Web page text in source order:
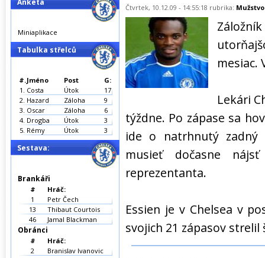
Čtvrtek, 10.12.09 - 14:55:18 rubrika: Mužstvo
mesiac.
Lekári
týždne. Po zápase sa
ide o natrhnutý zadný
musieť dočasne
reprezentanta.
Essien je v Chelsea v
svojich 21 zápasov strelil
Anketa
Miniaplikace
Tabulka střelců
#.Jméno Post
G:
1. Costa Útok
17
2. Hazard Záloha
9
3. Oscar Záloha
6
4. Drogba Útok
3
5. Rémy Útok 3
Sestava:
Brankáři
#
Hráč:
1
Petr Čech
13
Thibaut Courtois
46
Jamal Blackman
Obránci
#
Hráč:
2
Branislav Ivanovic